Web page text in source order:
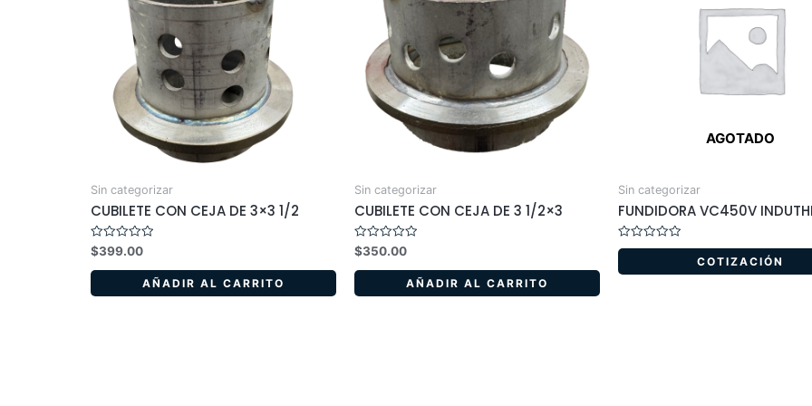
Sin categorizar
CUBILETE CON CEJA DE 3×3 1/2
Valorado
en
0
5
$399.00
AÑADIR AL CARRITO
Sin categorizar
CUBILETE CON CEJA DE 3 1/2×3
Valorado
en
0
5
$350.00
AÑADIR AL CARRITO
AGOTADO
Sin categorizar
FUNDIDORA VC450V
Valorado
0
COTIZACIÓN